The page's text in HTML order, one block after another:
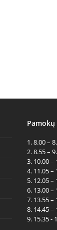
1. 8.00 –
2. 8.55 –
3. 10.00 –
4. 11.05 –
5. 12.05 –
6. 13.00 –
7. 13.55 –
8. 14.45 –
9. 15.35 -